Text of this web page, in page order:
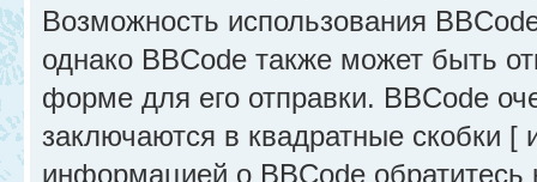
Возможность использования
однако BBCode также может быть
форме для его отправки. BBCode
заключаются в квадратные скобки
информацией о BBCode обратитесь